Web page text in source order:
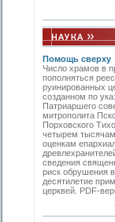
Помощь сверху
Число храмов в
пополняться
руинированных
созданном по
Патриаршего
митропо­лита
Порховского
четырем
оценкам
сведения
риск обрушения
десятилетие
церквей. PDF-